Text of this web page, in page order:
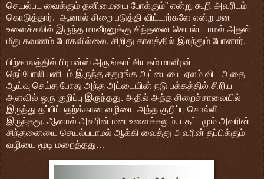
செயல்பட வைக்கும் தனிமையை போக்கும்” என்று கூறி அவரிடம்
கொடுத்தார். ஆனால் சிறை படுத்தி விட்டார்களே என்ற மன
உளைச்சலில் இருந்த மாவீரனுக்கு சிந்தனை செயல்படாமல் அதன்
மீது கவணம் போகவில்லை. சிறிது காலத்தில் இறந்தும் போனார்.
பிற்காலத்தில் பிரான்ஸ் அருங்காட்சியகம் மாவீரன்
நெப்போலியனிடம் இருந்த சதுரங்க அட்டையை ஏலம் விட அதை
ஆய்வு செய்த போது அந்த அட்டையின் நடு பக்கத்தில் சிறிய
அளவில் ஒரு குறிப்பு இருந்தது. அதில் அந்த சிறைச்சாலையில்
இருந்து தப்பிப்பதற்க்கான வழியை அந்த குறிப்பு சொல்லி
இருந்தது, ஆனால் அவரின் மன உளைச்சலும், பதட்டமும் அவரின்
சிந்தனையை செயல்படாமல் ஆக்கி வைத்து அவரின் தப்பிக்கும்
வழியை மூடி மறைத்தது…